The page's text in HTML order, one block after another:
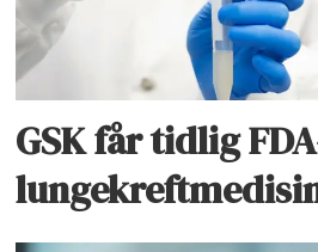
GSK får tidlig